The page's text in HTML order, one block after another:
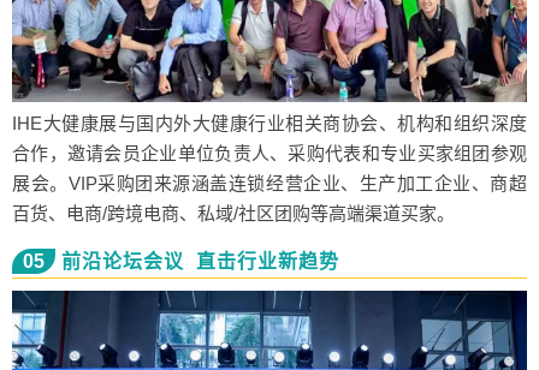
IHE大健康展与国内外大健康行业相关商协会、机构和组织深度
合作，邀请会员企业单位负责人、采购代表和专业买家组团参观
展会。VIP采购团来源涵盖连锁经营企业、生产加工企业、商超
百货、电商/跨境电商、私域/社区团购等高端渠道买家。
05 前沿论坛会议 直击行业新趋势